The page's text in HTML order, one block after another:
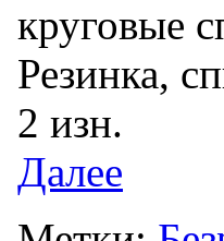
круговые
Резинка,
2 изн.
Далее